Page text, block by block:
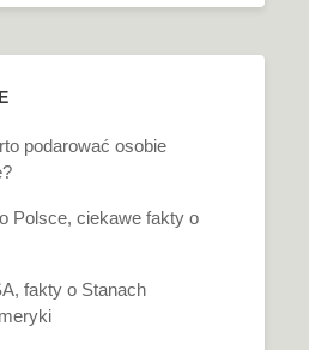
podarować osobie
Polsce, ciekawe fakty o
fakty o Stanach